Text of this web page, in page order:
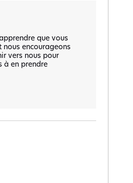
que vous
nous encourageons
vers nous pour
à en prendre